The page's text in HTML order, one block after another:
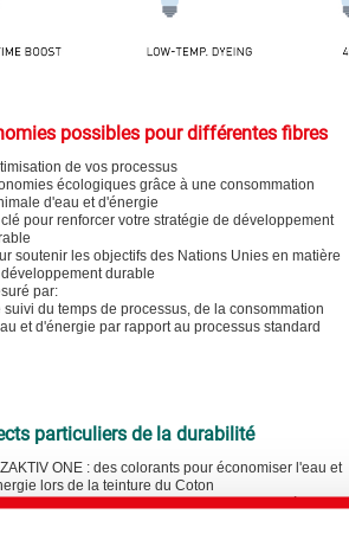
possibles pour différentes fibres
de vos processus
écologiques grâce à une consommation
d'eau et d'énergie
clé pour renforcer votre stratégie de développement
soutenir les objectifs des Nations Unies en matière
durable
par:
suivi du temps de processus, de la consommation
et d'énergie par rapport au processus standard
particuliers de la durabilité
ONE : des colorants pour économiser l'eau et
lors de la teinture du Coton